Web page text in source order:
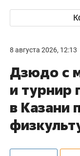
8 августа 2026, 12:13
Дзюдо с
и турнир
в Казани